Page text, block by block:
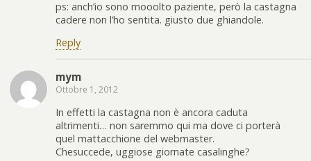
ps: anch’io sono mooolto paziente, però la castagna
cadere non l’ho sentita. giusto due ghiandole.
Reply
mym
Ottobre 1, 2012
In effetti la castagna non è ancora caduta
altrimenti… non saremmo qui ma dove ci porterà
quel mattacchione del webmaster.
Chesuccede, uggiose giornate casalinghe?